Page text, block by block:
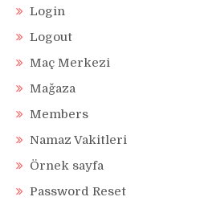
Login
Logout
Maç Merkezi
Mağaza
Members
Namaz Vakitleri
Örnek sayfa
Password Reset